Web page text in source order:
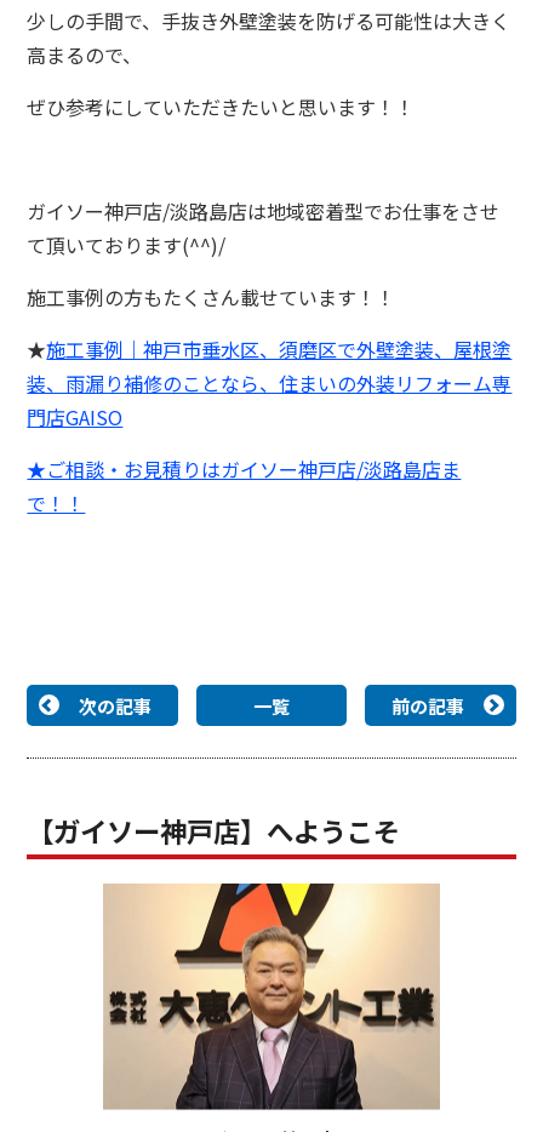
少しの手間で、手抜き外壁塗装を防げる可能性は大きく
高まるので、
ぜひ参考にしていただきたいと思います！！
ガイソー神戸店/淡路島店は地域密着型でお仕事をさせ
て頂いております(^^)/
施工事例の方もたくさん載せています！！
★施工事例｜神戸市垂水区、須磨区で外壁塗装、屋根塗
装、雨漏り補修のことなら、住まいの外装リフォーム専
門店GAISO
★ご相談・お見積りはガイソー神戸店/淡路島店ま
で！！
次の記事 一覧 前の記事
【ガイソー神戸店】へようこそ